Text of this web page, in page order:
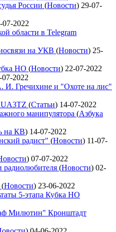
России (Новости) 29-07-
07-2022
области в Telegram
на УКВ (Новости) 25-
НО (Новости) 22-07-2022
07-2022
И. Гречихине и "Охоте на лис"
(Статьи) 14-07-2022
манипулятора (Азбука
на КВ) 14-07-2022
радист" (Новости) 11-07-
) 07-07-2022
радиолюбителя (Новости) 02-
(Новости) 23-06-2022
5-этапа Кубка НО
Милютин" Кронштадт